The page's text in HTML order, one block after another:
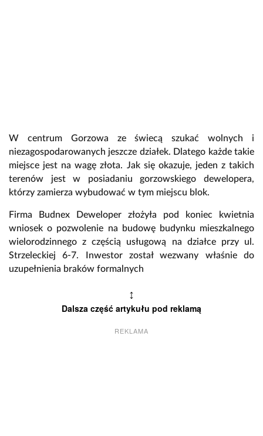
W centrum Gorzowa ze świecą szukać wolnych i
niezagospodarowanych jeszcze działek. Dlatego każde takie
miejsce jest na wagę złota. Jak się okazuje, jeden z takich
terenów jest w posiadaniu gorzowskiego dewelopera,
którzy zamierza wybudować w tym miejscu blok.
Firma Budnex Deweloper złożyła pod koniec kwietnia
wniosek o pozwolenie na budowę budynku mieszkalnego
wielorodzinnego z częścią usługową na działce przy ul.
Strzeleckiej 6-7. Inwestor został wezwany właśnie do
uzupełnienia braków formalnych
↕
Dalsza część artykułu pod reklamą
REKLAMA